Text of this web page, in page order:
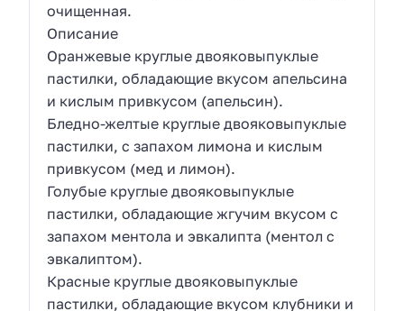
очищенная.
Описание
Оранжевые круглые двояковыпуклые
пастилки, обладающие вкусом апельсина
и кислым привкусом (апельсин).
Бледно-желтые круглые двояковыпуклые
пастилки, с запахом лимона и кислым
привкусом (мед и лимон).
Голубые круглые двояковыпуклые
пастилки, обладающие жгучим вкусом с
запахом ментола и эвкалипта (ментол с
эвкалиптом).
Красные круглые двояковыпуклые
пастилки, обладающие вкусом клубники и